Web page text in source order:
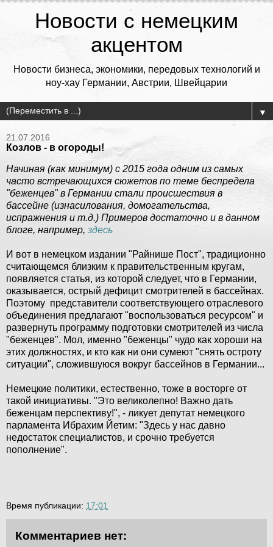
Новости с немецким
акцентом
Новости бизнеса, экономики, передовых технологий и
ноу-хау Германии, Австрии, Швейцарии
▼
21.07.2016
Козлов - в огороды!
Начиная (как минимум) с 2015 года одним из самых
часто встречающихся сюжетов по теме беспредела
"беженцев" в Германии стали происшествия в
бассейне (изнасилования, домогательства,
испражнения и т.д.) Примеров достаточно и в данном
блоге, например, здесь
И вот в немецком издании "Райнише Пост", традиционно
считающемся близким к правительственным кругам,
появляется статья, из которой следует, что в Германии,
оказывается, острый дефицит смотрителей в бассейнах.
Поэтому представители соответствующего отраслевого
объединения предлагают "воспользоваться ресурсом" и
развернуть программу подготовки смотрителей из числа
"беженцев". Мол, именно "беженцы" чудо как хороши на
этих должностях, и кто как ни они сумеют "снять остроту
ситуации", сложившуюся вокруг бассейнов в Германии...
Немецкие политики, естественно, тоже в восторге от
такой инициативы. "Это великолепно! Важно дать
беженцам перспективу!", - ликует депутат немецкого
парламента Ибрахим Йетим: "Здесь у нас давно
недостаток специалистов, и срочно требуется
пополнение".
Время публикации: 17:01
Комментариев нет: